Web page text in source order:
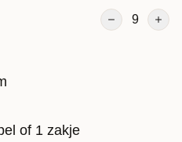
9
of 1 zakje